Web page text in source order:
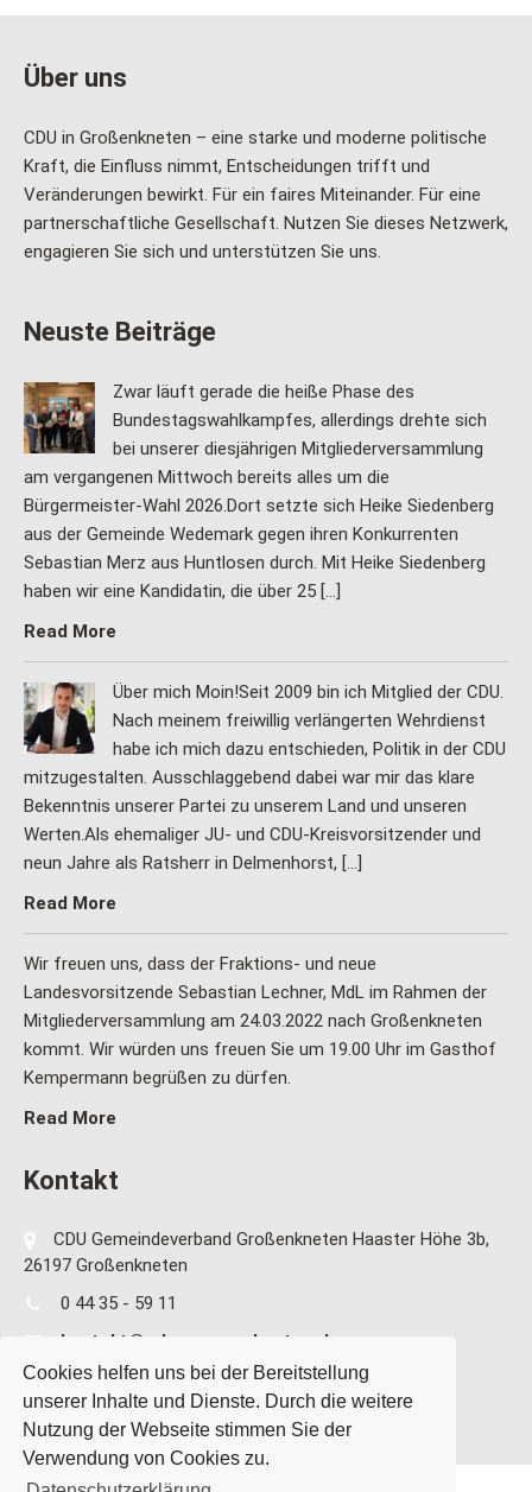
Cookies helfen uns bei der Bereitstellung
unserer Inhalte und Dienste. Durch die weitere
Nutzung der Webseite stimmen Sie der
Verwendung von Cookies zu.
Über uns
CDU in Großenkneten – eine starke und moderne politische
Kraft, die Einfluss nimmt, Entscheidungen trifft und
Veränderungen bewirkt. Für ein faires Miteinander. Für eine
partnerschaftliche Gesellschaft. Nutzen Sie dieses Netzwerk,
engagieren Sie sich und unterstützen Sie uns.
Neuste Beiträge
Zwar läuft gerade die heiße Phase des
Bundestagswahlkampfes, allerdings drehte sich
bei unserer diesjährigen Mitgliederversammlung
am vergangenen Mittwoch bereits alles um die
Bürgermeister-Wahl 2026.Dort setzte sich Heike Siedenberg
aus der Gemeinde Wedemark gegen ihren Konkurrenten
Sebastian Merz aus Huntlosen durch. Mit Heike Siedenberg
haben wir eine Kandidatin, die über 25 […]
Read More
Über mich Moin!Seit 2009 bin ich Mitglied der CDU.
Nach meinem freiwillig verlängerten Wehrdienst
habe ich mich dazu entschieden, Politik in der CDU
mitzugestalten. Ausschlaggebend dabei war mir das klare
Bekenntnis unserer Partei zu unserem Land und unseren
Werten.Als ehemaliger JU- und CDU-Kreisvorsitzender und
neun Jahre als Ratsherr in Delmenhorst, […]
Read More
Wir freuen uns, dass der Fraktions- und neue
Landesvorsitzende Sebastian Lechner, MdL im Rahmen der
Mitgliederversammlung am 24.03.2022 nach Großenkneten
kommt. Wir würden uns freuen Sie um 19.00 Uhr im Gasthof
Kempermann begrüßen zu dürfen.
Read More
Kontakt
CDU Gemeindeverband Großenkneten Haaster Höhe 3b,
26197 Großenkneten
0 44 35 - 59 11
kontakt@cdu-grossenkneten.de